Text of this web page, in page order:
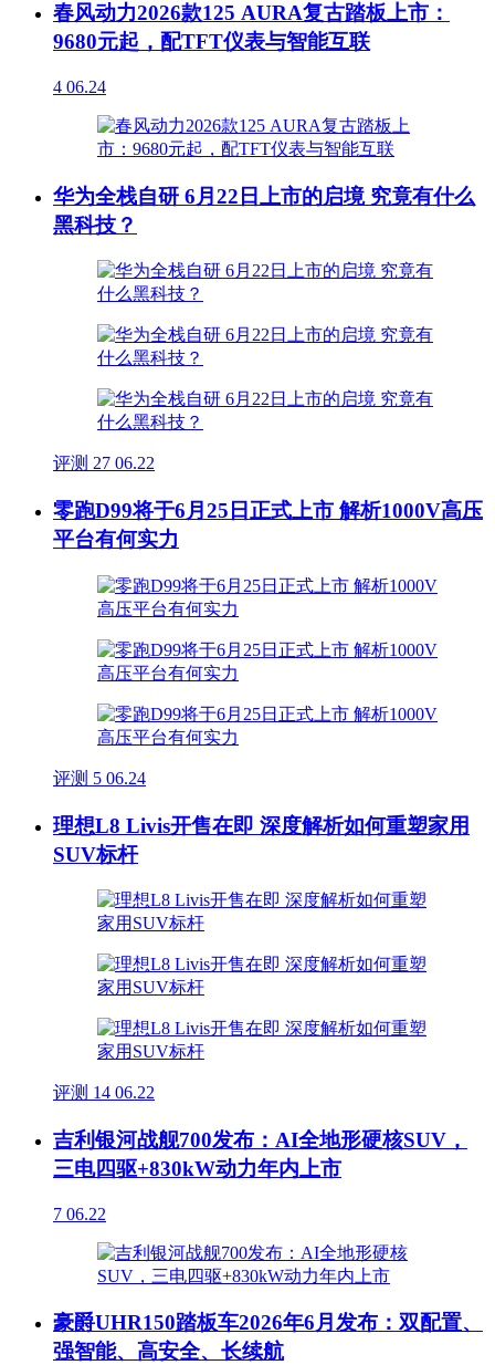
春风动力2026款125 AURA复古踏板上市：
9680元起，配TFT仪表与智能互联
4 06.24
华为全栈自研 6月22日上市的启境 究竟有什么
黑科技？
评测 27 06.22
零跑D99将于6月25日正式上市 解析1000V高压
平台有何实力
评测 5 06.24
理想L8 Livis开售在即 深度解析如何重塑家用
SUV标杆
评测 14 06.22
吉利银河战舰700发布：AI全地形硬核SUV，
三电四驱+830kW动力年内上市
7 06.22
豪爵UHR150踏板车2026年6月发布：双配置、
强智能、高安全、长续航